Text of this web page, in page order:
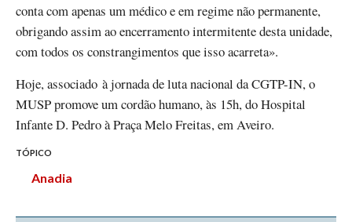
conta com apenas um médico e em regime não permanente,
obrigando assim ao encerramento intermitente desta unidade,
com todos os constrangimentos que isso acarreta».
Hoje, associado à jornada de luta nacional da CGTP-IN, o
MUSP promove um cordão humano, às 15h, do Hospital
Infante D. Pedro à Praça Melo Freitas, em Aveiro.
TÓPICO
Anadia